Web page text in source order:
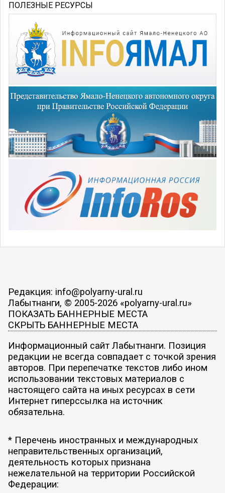
ПОЛЕЗНЫЕ РЕСУРСЫ
Редакция: info@polyarny-ural.ru
Лабытнанги, © 2005-2026 «polyarny-ural.ru»
ПОКАЗАТЬ БАННЕРНЫЕ МЕСТА
СКРЫТЬ БАННЕРНЫЕ МЕСТА
Информационный сайт Лабытнанги. Позиция
редакции не всегда совпадает с точкой зрения
авторов. При перепечатке текстов либо ином
использовании текстовых материалов с
настоящего сайта на иных ресурсах в сети
Интернет гиперссылка на источник
обязательна.
* Перечень иностранных и международных
неправительственных организаций,
деятельность которых признана
нежелательной на территории Российской
Федерации: